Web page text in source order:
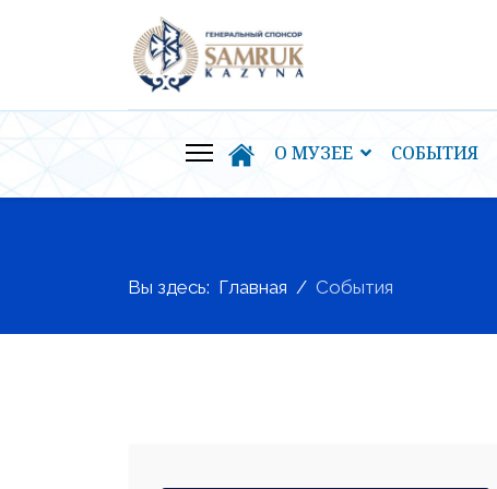
О МУЗЕЕ СОБЫТИЯ
Вы здесь: Главная События